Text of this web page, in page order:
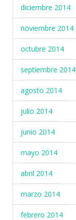
diciembre 2014
noviembre 2014
octubre 2014
septiembre 2014
agosto 2014
julio 2014
junio 2014
mayo 2014
abril 2014
marzo 2014
febrero 2014